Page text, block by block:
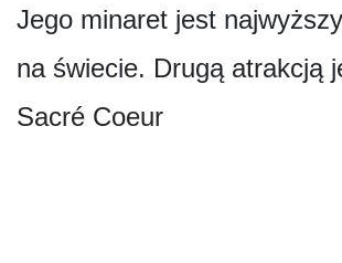
Jego minaret jest najwyższy
na świecie. Drugą atrakcją
Sacré Coeur